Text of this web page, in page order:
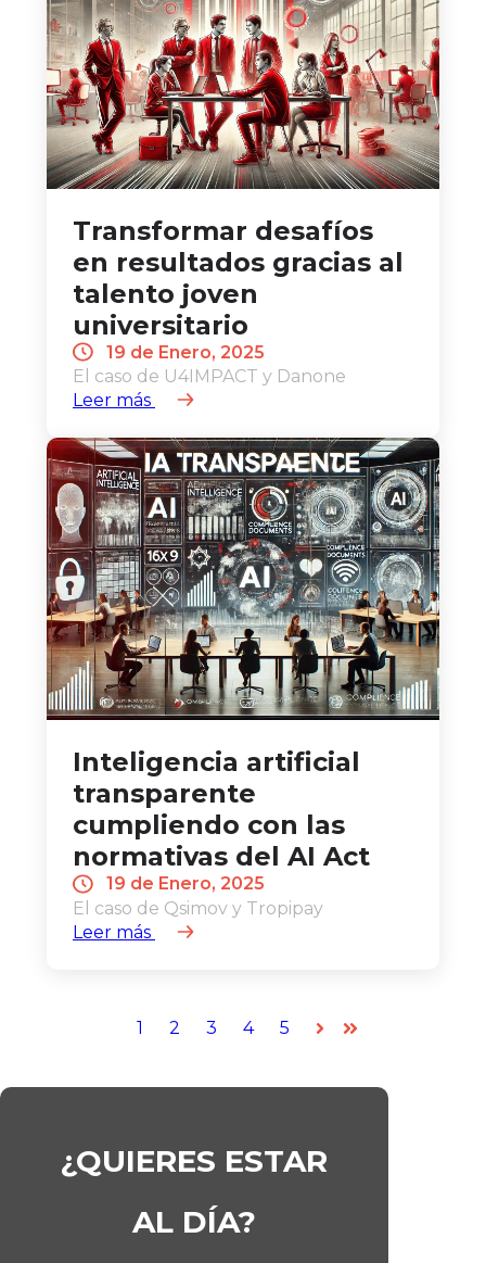
Transformar desafíos
en resultados gracias al
talento joven
universitario
19 de Enero, 2025
El caso de U4IMPACT y Danone
Leer más
Inteligencia artificial
transparente
cumpliendo con las
normativas del AI Act
19 de Enero, 2025
El caso de Qsimov y Tropipay
Leer más
1 2 3 4 5 Siguiente
Última
¿QUIERES ESTAR
AL DÍA?